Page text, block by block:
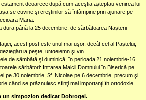
deoarece după cum aceştia aşteptau venirea lui
se cuvine şi creştinilor să întâmpine prin ajunare pe
Maria.
dura până la 25 decembrie, de sărbătoarea Naşterii
acest post este unul mai uşor, decât cel al Paştelui,
la peşte, untdelemn şi vin.
de sâmbătă şi duminică, în perioada 21 noiembrie-16
sărbători: Intrarea Maicii Domnului în Biserică pe
pe 30 noiembrie, Sf. Nicolae pe 6 decembrie, precum şi
când se prăznuiesc sfinţi mai importanţi în ortodoxie.
un simpozion dedicat Dobrogei.